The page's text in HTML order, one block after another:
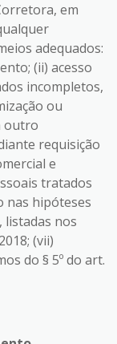
em
adequados:
(ii) acesso
incompletos,
ou
outro
requisição
e
tratados
nas hipóteses
listadas nos
(vii)
do § 5º do art.